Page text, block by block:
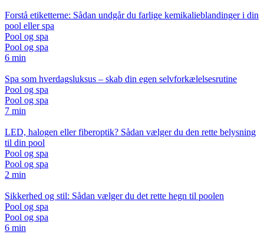
Forstå etiketterne: Sådan undgår du farlige kemikalieblandinger i din
pool eller spa
Pool og spa
Pool og spa
6 min
Spa som hverdagsluksus – skab din egen selvforkælelsesrutine
Pool og spa
Pool og spa
7 min
LED, halogen eller fiberoptik? Sådan vælger du den rette belysning
til din pool
Pool og spa
Pool og spa
2 min
Sikkerhed og stil: Sådan vælger du det rette hegn til poolen
Pool og spa
Pool og spa
6 min